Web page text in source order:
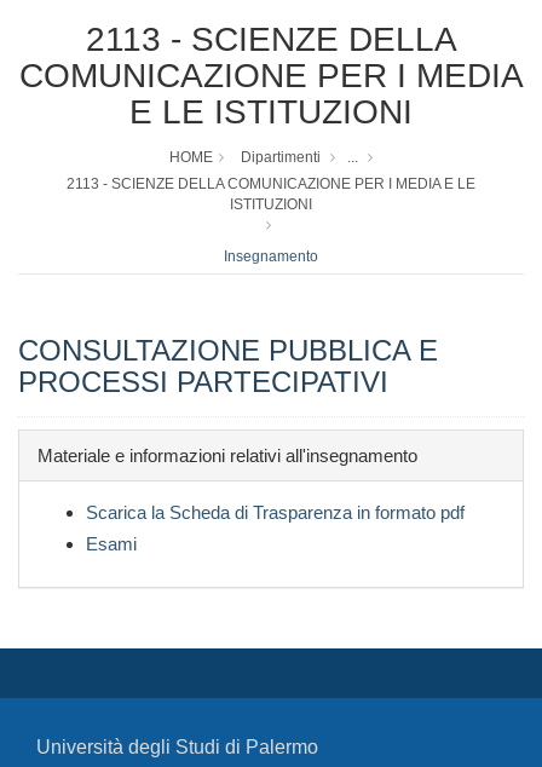
2113 - SCIENZE DELLA
COMUNICAZIONE PER I MEDIA
E LE ISTITUZIONI
HOME Dipartimenti
...
2113 - SCIENZE DELLA COMUNICAZIONE PER I MEDIA E LE
ISTITUZIONI
Insegnamento
CONSULTAZIONE PUBBLICA E
PROCESSI PARTECIPATIVI
Materiale e informazioni relativi all'insegnamento
Scarica la Scheda di Trasparenza in formato pdf
Esami
Università degli Studi di Palermo